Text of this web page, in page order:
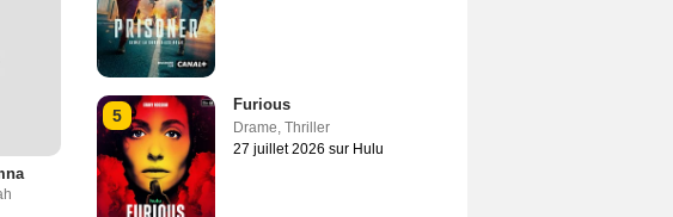
5
Furious
Drame, Thriller
27 juillet 2026 sur Hulu